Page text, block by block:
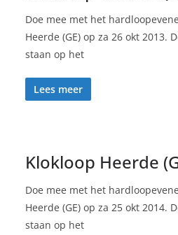
Doe mee met het
Heerde (GE) op za 26 okt 2013.
staan op het
Lees meer
Klokloop Heerde
Doe mee met het
Heerde (GE) op za 25 okt 2014.
staan op het